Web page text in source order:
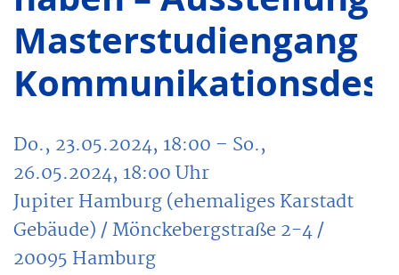
Masterstudiengang
Do., 23.05.2024, 18:00 – So.,
26.05.2024, 18:00Uhr
Jupiter Hamburg (ehemaliges Karstadt
Gebäude) / Mönckebergstraße 2-4 /
20095 Hamburg